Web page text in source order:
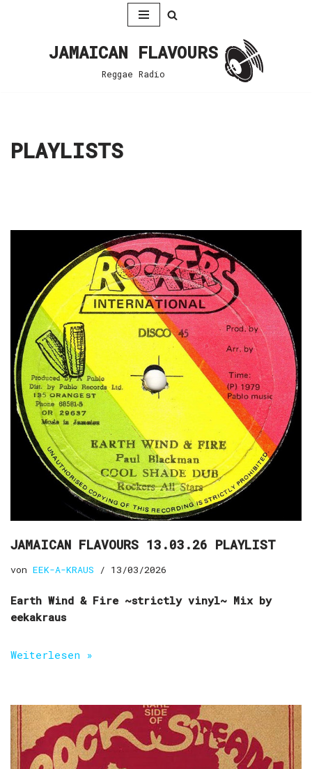
JAMAICAN FLAVOURS
Reggae Radio
PLAYLISTS
JAMAICAN FLAVOURS 13.03.26 PLAYLIST
von EEK-A-KRAUS 13/03/2026
Earth Wind & Fire ~strictly vinyl~ Mix by
eekakraus
Weiterlesen »